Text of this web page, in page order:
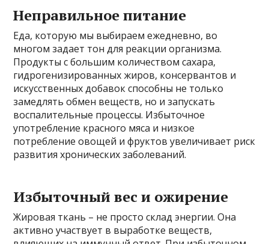
Неправильное питание
Еда, которую мы выбираем ежедневно, во
многом задает тон для реакции организма.
Продукты с большим количеством сахара,
гидрогенизированных жиров, консервантов и
искусственных добавок способны не только
замедлять обмен веществ, но и запускать
воспалительные процессы. Избыточное
употребление красного мяса и низкое
потребление овощей и фруктов увеличивает риск
развития хронических заболеваний.
Избыточный вес и ожирение
Жировая ткань – не просто склад энергии. Она
активно участвует в выработке веществ,